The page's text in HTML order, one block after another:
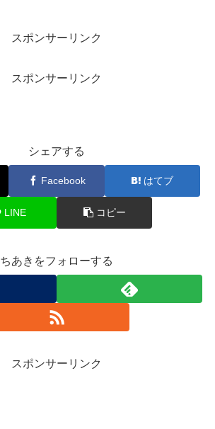
スポンサーリンク
スポンサーリンク
シェアする
Facebook はてブ
LINE コピー
ちあきをフォローする
スポンサーリンク